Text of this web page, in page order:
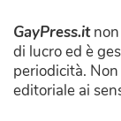
GayPress.itnon
di lucro ed è
periodicità.
editoriale ai